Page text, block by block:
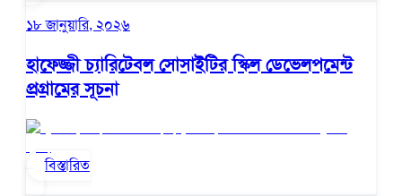
১৮ জানুয়ারি, ২০২৬
হাফেজ্জী চ্যারিটেবল সোসাইটির স্কিল ডেভেলপমেন্ট
প্রগ্রামের সূচনা
বিস্তারিত